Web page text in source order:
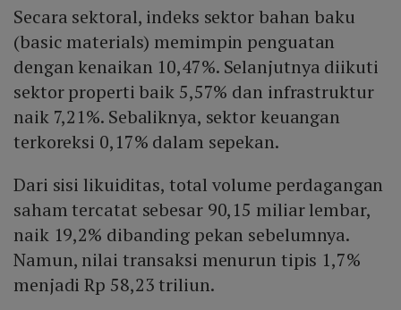
Secara sektoral, indeks sektor bahan baku
(basic materials) memimpin penguatan
dengan kenaikan 10,47%. Selanjutnya diikuti
sektor properti baik 5,57% dan infrastruktur
naik 7,21%. Sebaliknya, sektor keuangan
terkoreksi 0,17% dalam sepekan.
Dari sisi likuiditas, total volume perdagangan
saham tercatat sebesar 90,15 miliar lembar,
naik 19,2% dibanding pekan sebelumnya.
Namun, nilai transaksi menurun tipis 1,7%
menjadi Rp 58,23 triliun.